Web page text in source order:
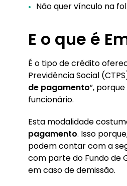
Não quer vínculo na
E o que é
É o tipo de crédito
Previdência Social
de pagamento”,
funcionário.
Esta modalidade
pagamento. Isso
podem contar com a
com parte do Fundo de
em caso de demissão.